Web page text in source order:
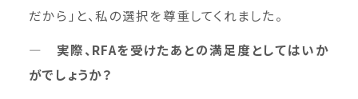
だから」と、私の選択を尊重してくれました。
― 実際、RFAを受けたあとの満足度としてはいか
がでしょうか？